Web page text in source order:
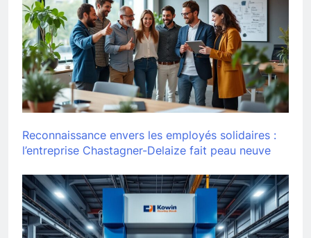
Reconnaissance envers les employés solidaires :
l’entreprise Chastagner-Delaize fait peau neuve